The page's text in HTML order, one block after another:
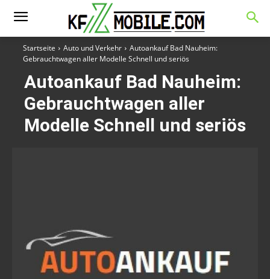
Startseite Auto und Verkehr
Autoankauf Bad Nauheim:
Gebrauchtwagen aller Modelle Schnell und seriös
Autoankauf Bad Nauheim:
Gebrauchtwagen aller
Modelle Schnell und seriös